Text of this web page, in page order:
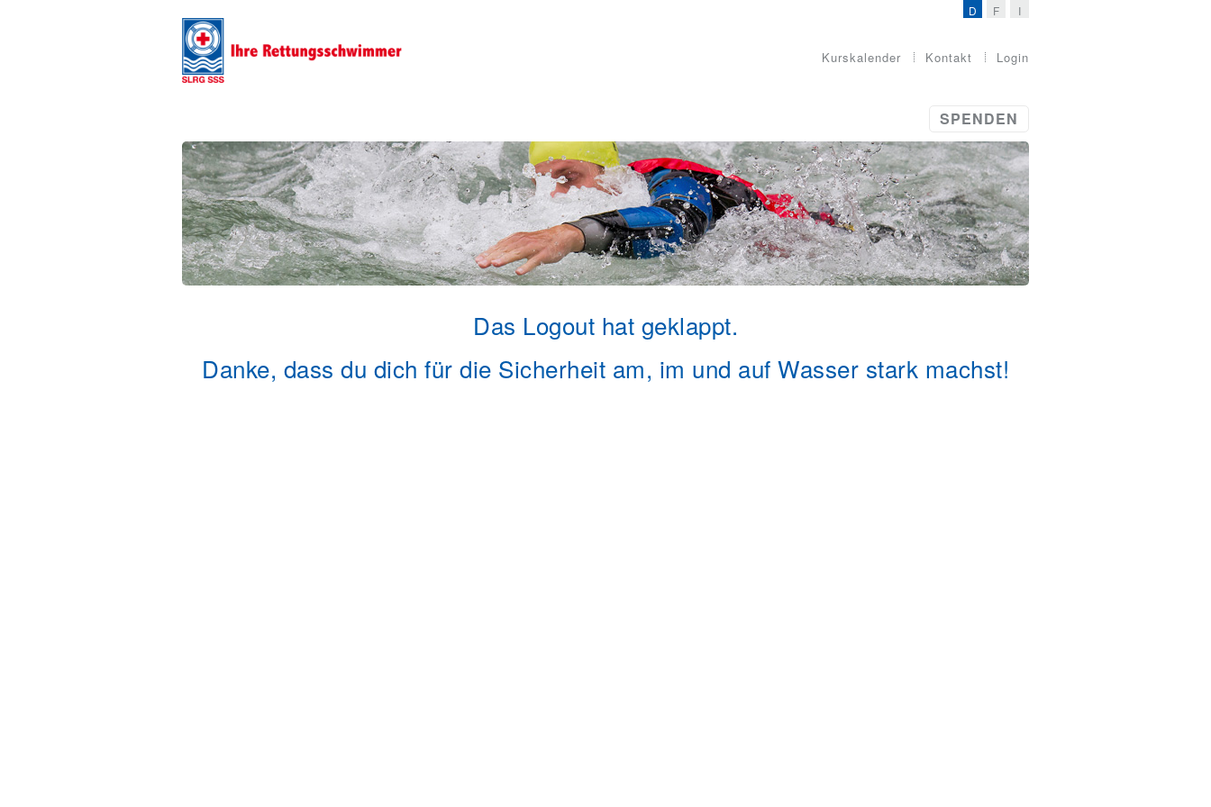
D F I
Kurskalender Kontakt Login
SPENDEN
Das Logout hat geklappt.
Danke, dass du dich für die Sicherheit am, im und auf Wasser stark machst!